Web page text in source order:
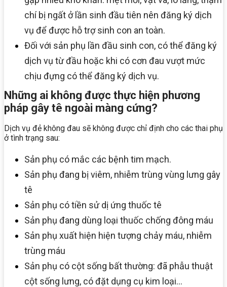
chí bị ngất ở lần sinh đầu tiên nên đăng ký dịch
vụ để được hỗ trợ sinh con an toàn.
Đối với sản phụ lần đầu sinh con, có thể đăng ký
dịch vụ từ đầu hoặc khi có cơn đau vượt mức
chịu đựng có thể đăng ký dịch vụ.
Những ai không được thực hiện phương
pháp gây tê ngoài màng cứng?
Dịch vụ đẻ không đau sẽ không được chỉ định cho các thai phụ
ở tình trạng sau:
Sản phụ có mắc các bệnh tim mạch.
Sản phụ đang bị viêm, nhiễm trùng vùng lưng gây
tê
Sản phụ có tiền sử dị ứng thuốc tê
Sản phụ đang dùng loại thuốc chống đông máu
Sản phụ xuất hiện hiện tượng chảy máu, nhiễm
trùng máu
Sản phụ có cột sống bất thường: đã phẫu thuật
cột sống lưng, có đặt dụng cụ kim loại…